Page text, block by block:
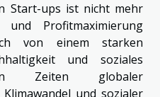
Start-ups ist nicht mehr
Profitmaximierung
von einem starken
und soziales
In Zeiten globaler
und sozialer